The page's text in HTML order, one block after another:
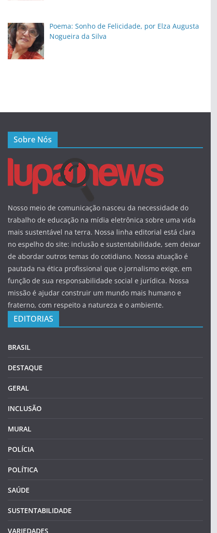
Poema: Sonho de Felicidade, por Elza Augusta
Nogueira da Silva
Sobre Nós
Nosso meio de comunicação nasceu da necessidade do
trabalho de educação na mídia eletrônica sobre uma vida
mais sustentável na terra. Nossa linha editorial está clara
no espelho do site: inclusão e sustentabilidade, sem deixar
de abordar outros temas do cotidiano. Nossa atuação é
pautada na ética profissional que o jornalismo exige, em
função de sua responsabilidade social e jurídica. Nossa
missão é ajudar construir um mundo mais humano e
fraterno, com respeito a natureza e o ambiente.
EDITORIAS
BRASIL
DESTAQUE
GERAL
INCLUSÃO
MURAL
POLÍCIA
POLÍTICA
SAÚDE
SUSTENTABILIDADE
VARIEDADES